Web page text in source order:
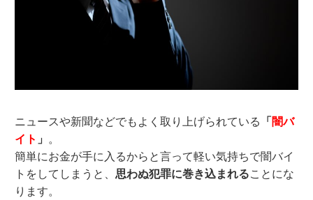
ニュースや新聞などでもよく取り上げられている 「闇バ
イト 」 。
簡単にお金が手に入るからと言って軽い気持ちで闇バイ
トをしてしまうと、思わぬ犯罪に巻き込まれることにな
ります。